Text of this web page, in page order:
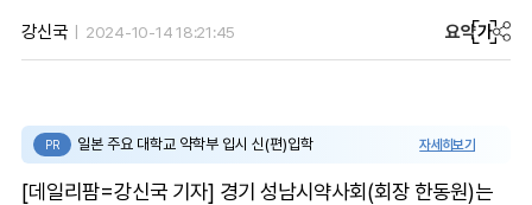
강신국 2024-10-14 18:21:45 요약가
PR 일본 주요 대학교 약학부 입시 신(편)입학 자세히보기
[데일리팜=강신국 기자] 경기 성남시약사회(회장 한동원)는